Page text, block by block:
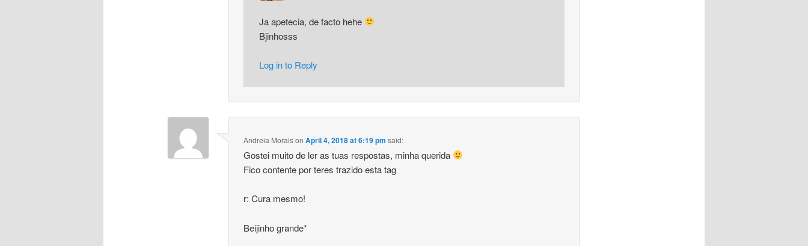
Ja apetecia, de facto hehe
Bjinhosss
Log in to Reply
Andreia MoraisonApril 4, 2018 at 6:19 pm said:
Gostei muito de ler as tuas respostas, minha querida
Fico contente por teres trazido esta tag
r: Cura mesmo!
Beijinho grande*